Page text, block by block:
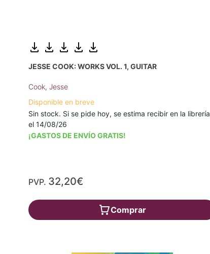
JESSE COOK: WORKS VOL. 1, GUITAR
Cook, Jesse
Disponible en breve
Sin stock. Si se pide hoy, se estima recibir en la librería
el 14/08/26
¡GASTOS DE ENVÍO GRATIS!
PVP. 32,20€
Comprar